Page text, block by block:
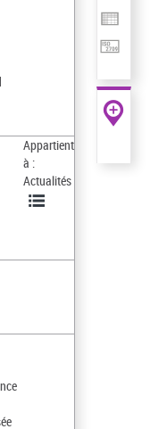
Appartient
à :
Actualités